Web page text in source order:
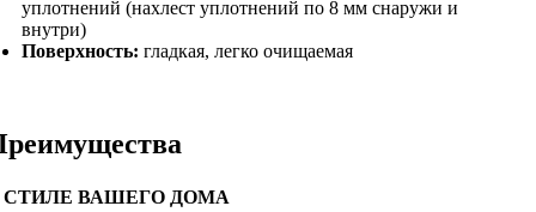
уплотнений (нахлест уплотнений по 8 мм снаружи и
внутри)
Поверхность: гладкая, легко очищаемая
СТИЛЕ ВАШЕГО ДОМА